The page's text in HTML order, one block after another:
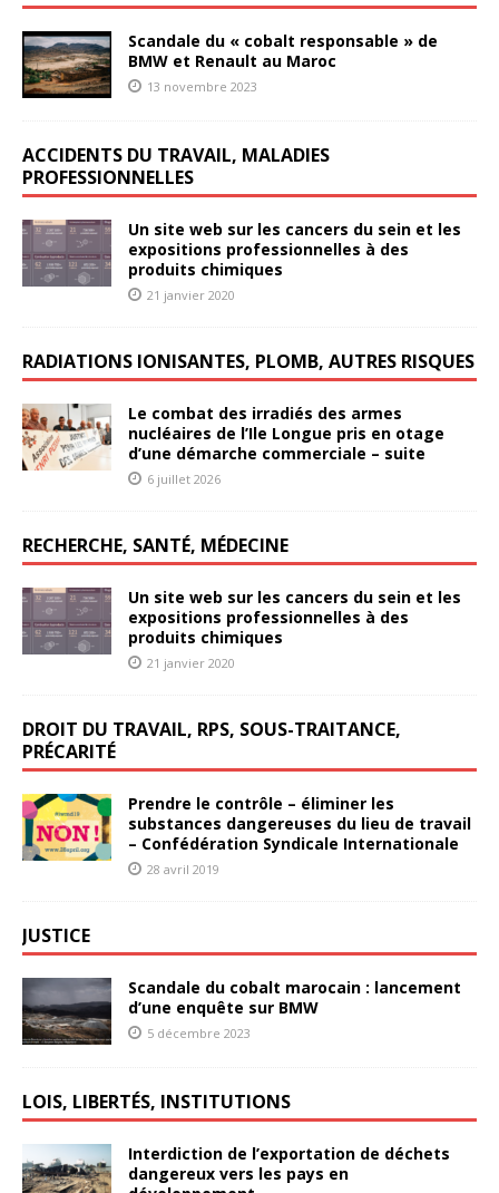
Scandale du « cobalt responsable » de
BMW et Renault au Maroc
13 novembre 2023
ACCIDENTS DU TRAVAIL, MALADIES
PROFESSIONNELLES
Un site web sur les cancers du sein et les
expositions professionnelles à des
produits chimiques
21 janvier 2020
RADIATIONS IONISANTES, PLOMB, AUTRES RISQUES
Le combat des irradiés des armes
nucléaires de l’Ile Longue pris en otage
d’une démarche commerciale – suite
6 juillet 2026
RECHERCHE, SANTÉ, MÉDECINE
Un site web sur les cancers du sein et les
expositions professionnelles à des
produits chimiques
21 janvier 2020
DROIT DU TRAVAIL, RPS, SOUS-TRAITANCE,
PRÉCARITÉ
Prendre le contrôle – éliminer les
substances dangereuses du lieu de travail
– Confédération Syndicale Internationale
28 avril 2019
JUSTICE
Scandale du cobalt marocain : lancement
d’une enquête sur BMW
5 décembre 2023
LOIS, LIBERTÉS, INSTITUTIONS
Interdiction de l’exportation de déchets
dangereux vers les pays en